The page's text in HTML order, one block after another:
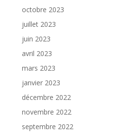
octobre 2023
juillet 2023
juin 2023
avril 2023
mars 2023
janvier 2023
décembre 2022
novembre 2022
septembre 2022